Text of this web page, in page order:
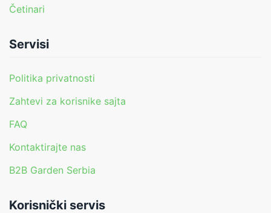
Četinari
Servisi
Politika privatnosti
Zahtevi za korisnike sajta
FAQ
Kontaktirajte nas
B2B Garden Serbia
Korisnički servis